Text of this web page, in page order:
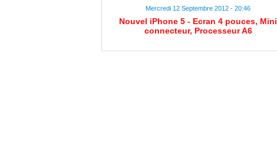
Mercredi 12 Septembre 2012 - 20:46
Nouvel iPhone 5 - Ecran 4 pouces, Mini
connecteur, Processeur A6